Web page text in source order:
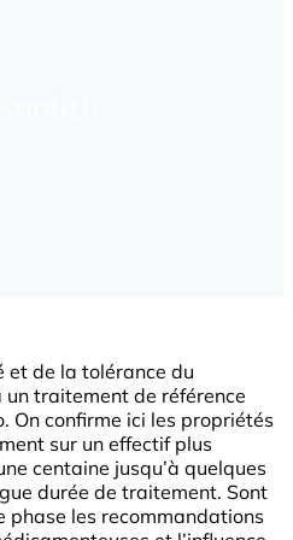
et de la tolérance du
traitement de référence
On confirme ici les propriétés
sur un effectif plus
centaine jusqu’à quelques
durée de traitement. Sont
phase les recommandations